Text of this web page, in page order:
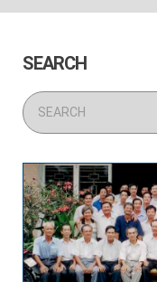
SEARCH